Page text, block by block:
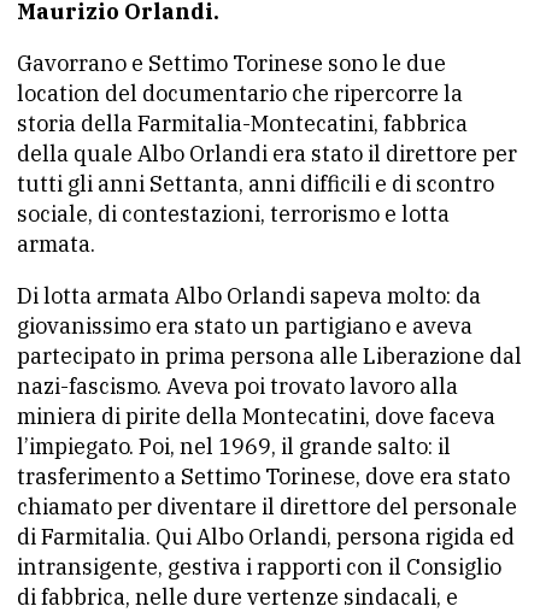
Maurizio Orlandi.
Gavorrano e Settimo Torinese sono le due
location del documentario che ripercorre la
storia della Farmitalia-Montecatini, fabbrica
della quale Albo Orlandi era stato il direttore per
tutti gli anni Settanta, anni difficili e di scontro
sociale, di contestazioni, terrorismo e lotta
armata.
Di lotta armata Albo Orlandi sapeva molto: da
giovanissimo era stato un partigiano e aveva
partecipato in prima persona alle Liberazione dal
nazi-fascismo. Aveva poi trovato lavoro alla
miniera di pirite della Montecatini, dove faceva
l’impiegato. Poi, nel 1969, il grande salto: il
trasferimento a Settimo Torinese, dove era stato
chiamato per diventare il direttore del personale
di Farmitalia. Qui Albo Orlandi, persona rigida ed
intransigente, gestiva i rapporti con il Consiglio
di fabbrica, nelle dure vertenze sindacali, e